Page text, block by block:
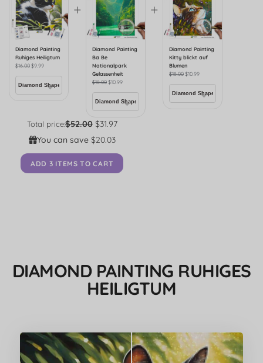
Diamond Painting
Ruhiges Heiligtum
$16.00$9.99
+
Diamond Painting
Ba Be
Nationalpark
Gelassenheit
$18.00$10.99
+
Diamond Painting
Kitty blickt auf
Blumen
$18.00$10.99
Total price:$52.00 $31.97
You can save $20.03
ADD 3 ITEMS TO CART
DIAMOND PAINTING RUHIGES
HEILIGTUM